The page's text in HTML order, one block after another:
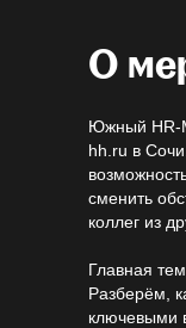
О
Южный HR-
hh.ru в
сменить
коллег из
Главная
Разберём,
ключевыми